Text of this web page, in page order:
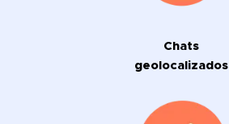
Chats
geolocalizados